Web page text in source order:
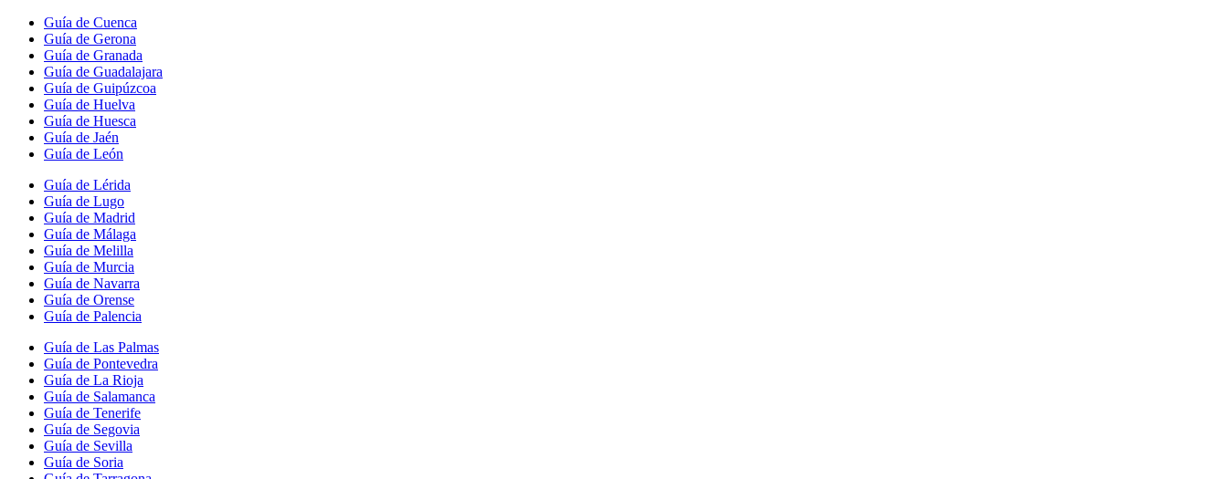
Guía de Cuenca
Guía de Gerona
Guía de Granada
Guía de Guadalajara
Guía de Guipúzcoa
Guía de Huelva
Guía de Huesca
Guía de Jaén
Guía de León
Guía de Lérida
Guía de Lugo
Guía de Madrid
Guía de Málaga
Guía de Melilla
Guía de Murcia
Guía de Navarra
Guía de Orense
Guía de Palencia
Guía de Las Palmas
Guía de Pontevedra
Guía de La Rioja
Guía de Salamanca
Guía de Tenerife
Guía de Segovia
Guía de Sevilla
Guía de Soria